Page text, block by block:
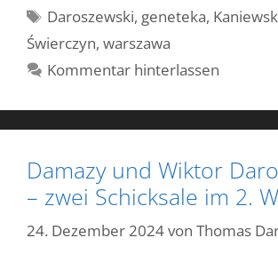
Schlagwörter
Daroszewski, geneteka,
Świerczyn, warszawa
Kommentar hinterlassen
Damazy und Wiktor
– zwei Schicksale im 2.
24. Dezember 2024von Thomas